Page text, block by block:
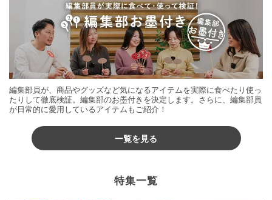
編集部員が、商品やグッズなど気になるアイテムを実際に食べたり使っ
たりして徹底検証。編集部のお墨付きを決定します。さらに、編集部員
が日常的に愛用しているアイテムもご紹介！
一覧を見る
特集一覧